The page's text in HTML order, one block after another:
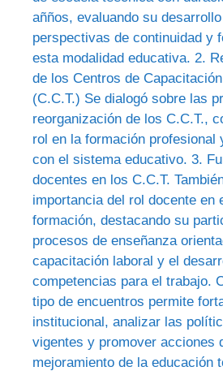
añños, evaluando su
perspectivas de continuidad y
esta modalidad educativa. 2.
de los Centros de
(C.C.T.) Se dialogó sobre las
reorganización de los C.C.T.,
rol en la formación profesional
con el sistema educativo. 3.
docentes en los C.C.T.
importancia del rol docente en
formación, destacando su
procesos de enseñanza
capacitación laboral y el
competencias para el trabajo.
tipo de encuentros permite
institucional, analizar las
vigentes y promover acciones
mejoramiento de la educación